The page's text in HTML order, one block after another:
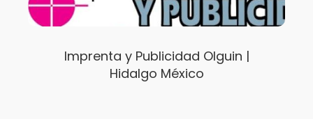
Imprenta y Publicidad Olguin |
Hidalgo México